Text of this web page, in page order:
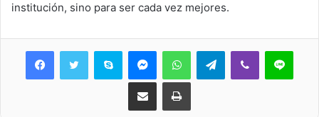
institución, sino para ser cada vez mejores.
Skype MessengerWhatsAppTelegramViber Line
Share via Email Print